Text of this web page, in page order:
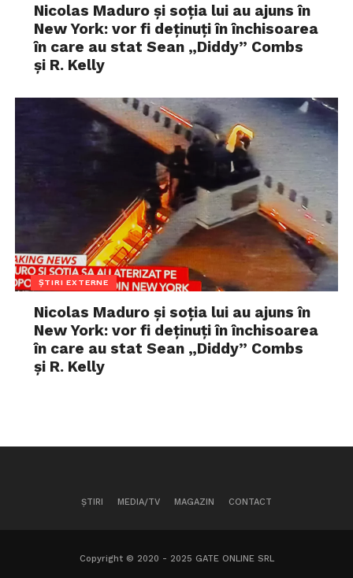
Nicolas Maduro și soția lui au ajuns în
New York: vor fi deținuți în închisoarea
în care au stat Sean „Diddy” Combs
și R. Kelly
ȘTIRI EXTERNE
Nicolas Maduro și soția lui au ajuns în
New York: vor fi deținuți în închisoarea
în care au stat Sean „Diddy” Combs
și R. Kelly
ȘTIRI MEDIA/TV MAGAZIN CONTACT
Copyright © 2020 - 2025 GATE ONLINE SRL